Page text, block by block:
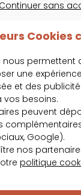
promis une
professionnels
durée du crédit
à tous les
Continuer sans
Cookies
nous permettent
une expérience
et des
besoins.
peuvent
Google).
nos
politique